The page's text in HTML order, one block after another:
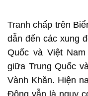
Tranh chấp trên
dẫn đến các xung
Quốc và Việt
giữa Trung Quốc
Vành Khăn. Hiện